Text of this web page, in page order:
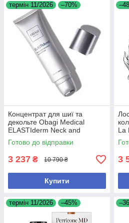
термін 11/2026 –70%
Концентрат для шиї та
декольте Obagi Medical
ELASTIderm Neck and
Decollete Concentrate, 60 мл
Готово до відправки
3 237 ₴ 10 790 ₴
Купити
La
3
термін 11/2026 –45%